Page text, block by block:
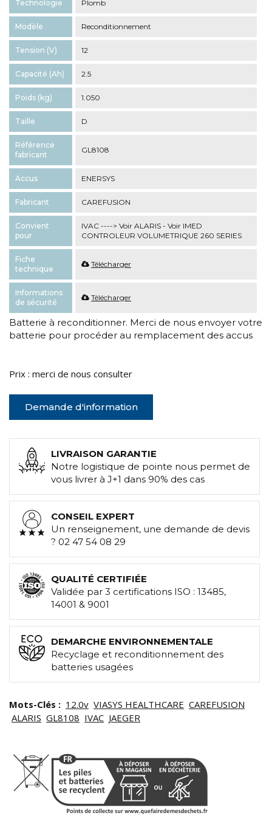
Technologie Plomb
Modèle Reconditionnement
Tension (V) 12
Capacité (Ah) 2.5
Poids (kg) 1.050
Taille D
Référence
fabricant
GL8108
Accus ENERSYS
Fabricant CAREFUSION
Convient
pour
IVAC ----> Voir ALARIS - Voir IMED
CONTROLEUR VOLUMETRIQUE 260 SERIES
Fiche
technique
Télécharger
Informations
de sécurité
Télécharger
Batterie à reconditionner. Merci de nous envoyer votre
batterie pour procéder au remplacement des accus
Prix : merci de nous consulter
Demande d'information
LIVRAISON GARANTIE
Notre logistique de pointe nous permet de
vous livrer à J+1 dans 90% des cas
CONSEIL EXPERT
Un renseignement, une demande de devis
? 02 47 54 08 29
QUALITÉ CERTIFIÉE
Validée par 3 certifications ISO : 13485,
14001 & 9001
DEMARCHE ENVIRONNEMENTALE
Recyclage et reconditionnement des
batteries usagées
Mots-Clés : 12.0v VIASYS HEALTHCARE CAREFUSION
ALARIS GL8108 IVAC JAEGER